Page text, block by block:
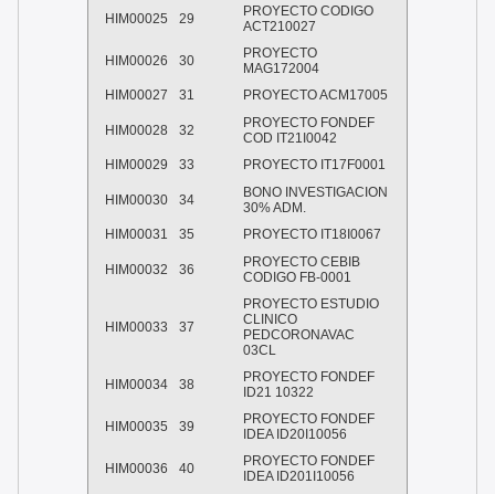
HIM00025 29
PROYECTO CODIGO
ACT210027
HIM00026 30
PROYECTO
MAG172004
HIM00027
31 PROYECTO ACM17005
HIM00028 32
PROYECTO FONDEF
COD IT21I0042
HIM00029
33 PROYECTO IT17F0001
HIM00030 34
BONO INVESTIGACION
30% ADM.
HIM00031
35 PROYECTO IT18I0067
HIM00032 36
PROYECTO CEBIB
CODIGO FB-0001
HIM00033 37
PROYECTO ESTUDIO
CLINICO
PEDCORONAVAC
03CL
HIM00034 38
PROYECTO FONDEF
ID21 10322
HIM00035 39
PROYECTO FONDEF
IDEA ID20I10056
HIM00036 40
PROYECTO FONDEF
IDEA ID201I10056